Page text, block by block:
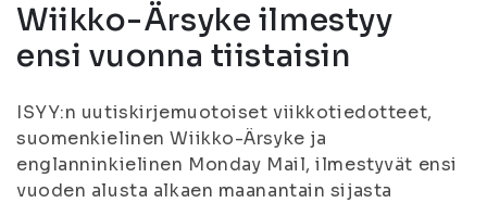
Wiikko-Ärsyke ilmestyy
ensi vuonna tiistaisin
ISYY:n uutiskirjemuotoiset viikkotiedotteet,
suomenkielinen Wiikko-Ärsyke ja
englanninkielinen Monday Mail, ilmestyvät ensi
vuoden alusta alkaen maanantain sijasta